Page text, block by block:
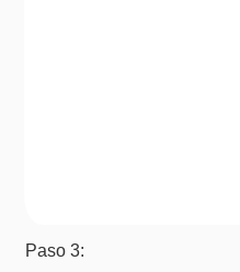
Paso 3: